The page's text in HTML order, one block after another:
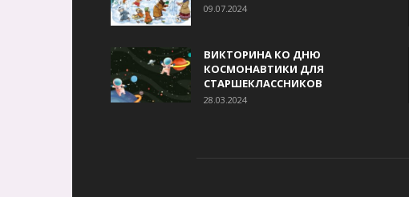
09.07.2024
ВИКТОРИНА КО ДНЮ
КОСМОНАВТИКИ ДЛЯ
СТАРШЕКЛАССНИКОВ
28.03.2024